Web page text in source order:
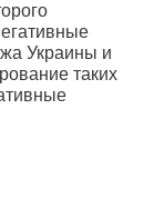
Украины и
таких